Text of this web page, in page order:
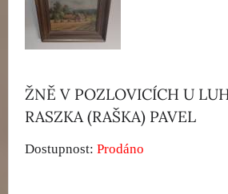
ŽNĚ V POZLOVICÍCH U
RASZKA (RAŠKA) PAVEL
Dostupnost: Prodáno